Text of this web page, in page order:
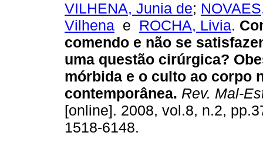
VILHENA, Junia de;
Vilhena e ROCHA, Livia.
comendo e não se
uma questão cirúrgica?
mórbida e o culto ao corpo
contemporânea. Rev. Mal-
[online]. 2008, vol.8, n.2,
1518-6148.